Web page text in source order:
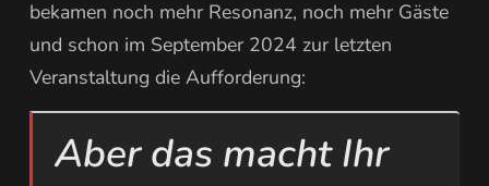
bekamen noch mehr Resonanz, noch mehr Gäste
und schon im September 2024 zur letzten
Veranstaltung die Aufforderung:
Aber das macht Ihr